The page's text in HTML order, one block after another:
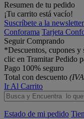
Resumen de tu pedido
¡Tu carrito está vacío!
Suscríbete a la newsletter
Conforama Tarjeta
Seguir Comprando
*Descuentos, cupones
clic en Tramitar Pedido
Pago 100% seguro
Total con descuento
Ir Al Carrito
Estado de mi pedido